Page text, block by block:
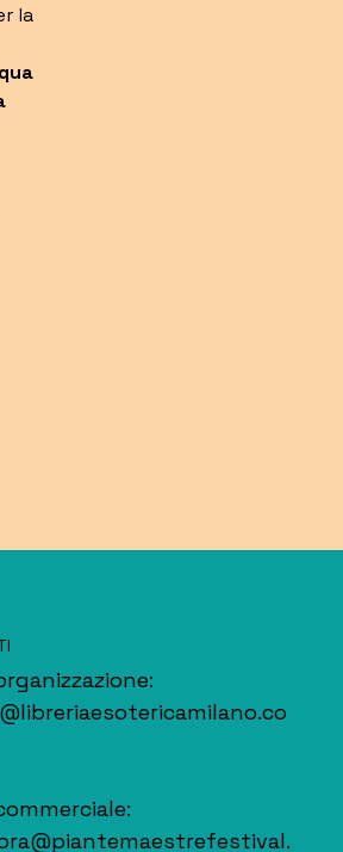
la